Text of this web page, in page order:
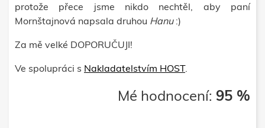
protože přece jsme nikdo nechtěl, aby paní
Mornštajnová napsala druhou Hanu :)
Za mě velké DOPORUČUJI!
Ve spolupráci s Nakladatelstvím HOST.
Mé hodnocení: 95 %